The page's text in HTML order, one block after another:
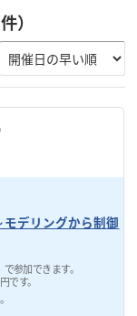
）
モデリングから制御
参加できます。
です。